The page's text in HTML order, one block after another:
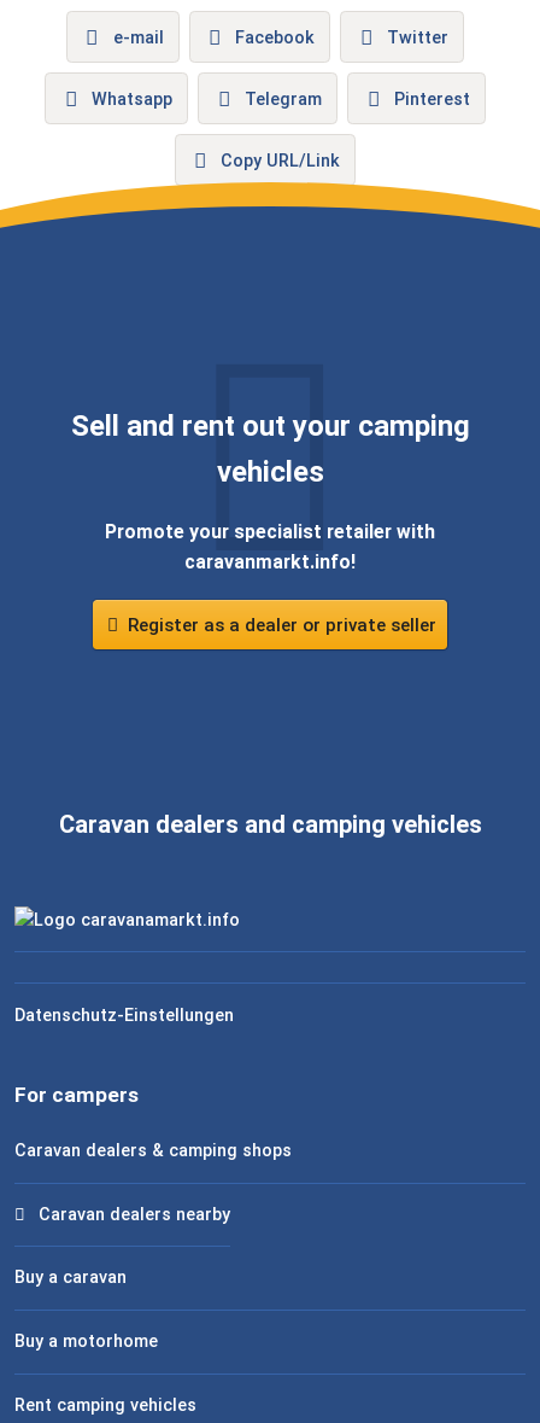
e-mail Facebook Twitter
Whatsapp Telegram Pinterest
Copy URL/Link
Sell ​​and rent out your camping
vehicles
Promote your specialist retailer with
caravanmarkt.info!
Register as a dealer or private seller
Caravan dealers and camping vehicles
Datenschutz-Einstellungen
For campers
Caravan dealers & camping shops
Caravan dealers nearby
Buy a caravan
Buy a motorhome
Rent camping vehicles